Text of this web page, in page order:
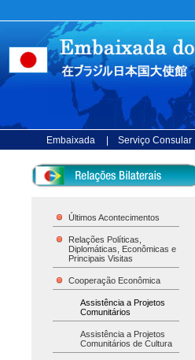
Embaixada | Serviço Consular
Últimos Acontecimentos
Relações Políticas,
Diplomáticas, Econômicas e
Principais Visitas
Cooperação Econômica
Assistência a Projetos
Comunitários
Assistência a Projetos
Comunitários de Cultura